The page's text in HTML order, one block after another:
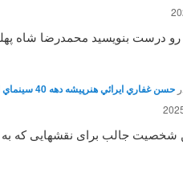
درست بنویسید محمدرضا شاه
حسن غفاري ايرائي هنرپيشه دهه 40 سينماي ايران
شخصیت جالب برای نقشهایی که به